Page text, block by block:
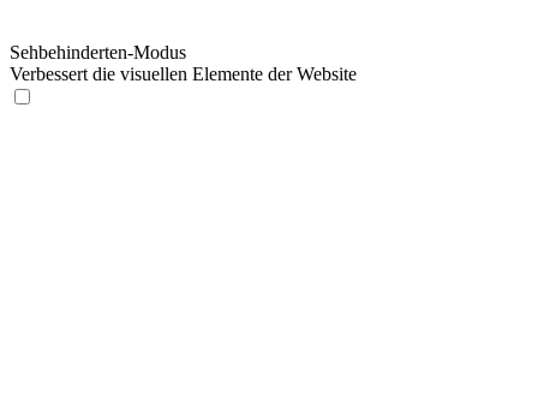
Sehbehinderten-Modus
Verbessert die visuellen Elemente der Website